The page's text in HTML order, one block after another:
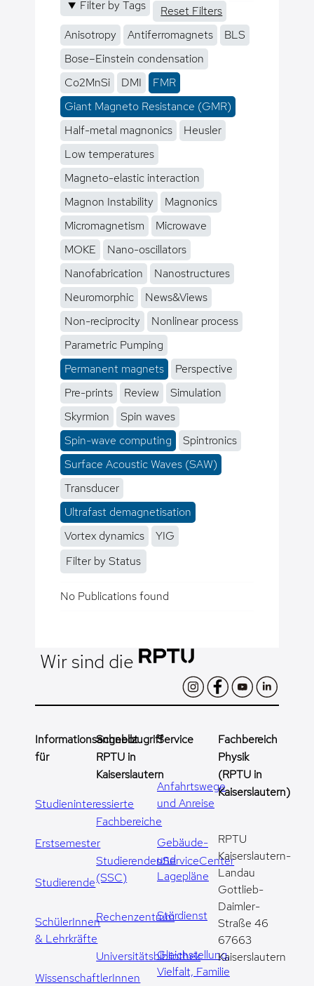
Filter by Tags
Reset Filters
Anisotropy
Antiferromagnets
BLS
Bose–Einstein condensation
Co2MnSi
DMI
FMR
Giant Magneto Resistance (GMR)
Half-metal magnonics
Heusler
Low temperatures
Magneto-elastic interaction
Magnon Instability
Magnonics
Micromagnetism
Microwave
MOKE
Nano-oscillators
Nanofabrication
Nanostructures
Neuromorphic
News&Views
Non-reciprocity
Nonlinear process
Parametric Pumping
Permanent magnets
Perspective
Pre-prints
Review
Simulation
Skyrmion
Spin waves
Spin-wave computing
Spintronics
Surface Acoustic Waves (SAW)
Transducer
Ultrafast demagnetisation
Vortex dynamics
YIG
Filter by Status
No Publications found
Wir sind die
Informationsangebot
für
Studieninteressierte
Erstsemester
Studierende
SchülerInnen
& Lehrkräfte
WissenschaftlerInnen
Schnellzugriff
RPTU in
Kaiserslautern
Fachbereiche
StudierendenServiceCenter
(SSC)
Rechenzentrum
Universitätsbibliothek
Service
Anfahrtswege
und Anreise
Gebäude-
und
Lagepläne
Stördienst
Gleichstellung,
Vielfalt, Familie
Fachbereich
Physik
(RPTU in
Kaiserslautern)
RPTU
Kaiserslautern-
Landau
Gottlieb-
Daimler-
Straße 46
67663
Kaiserslautern